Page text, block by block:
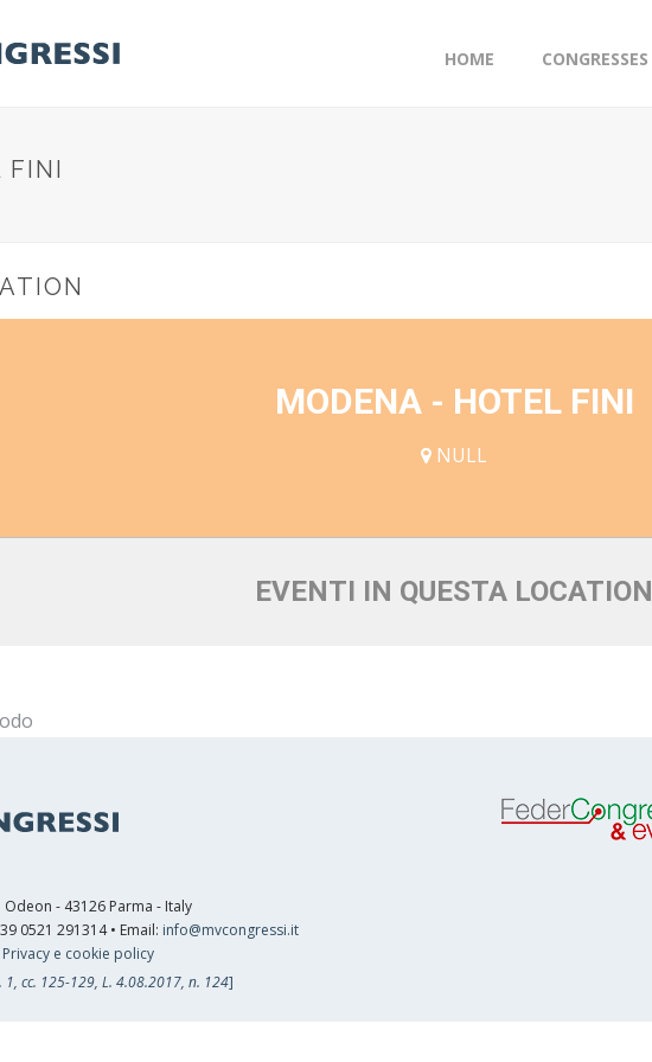
HOME CONGRESSES
FINI
MODENA - HOTEL FINI
NULL
EVENTI IN QUESTA LOCATION
- 43126 Parma - Italy
0521 291314 • Email: info@mvcongressi.it
Privacy e cookie policy
1, cc. 125-129, L. 4.08.2017, n. 124]